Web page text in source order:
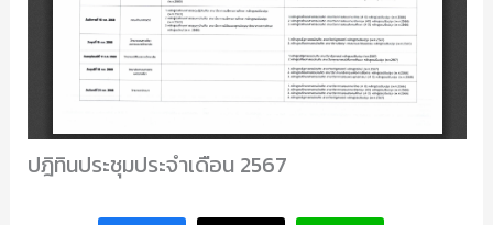
ปฎิทินประชุมประจำเดือน 2567